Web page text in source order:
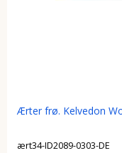
Ærter frø. Kelvedon
ært34-ID2089-0303-DE